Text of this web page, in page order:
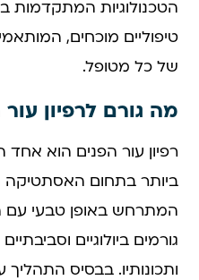
הטכנולוגיות המתקדמות
טיפוליים מוכחים,
של כל מטופל.
מה גורם לרפיון עור
רפיון עור הפנים הוא
ביותר בתחום האסתטיקה
המתרחש באופן טבעי עם
גורמים ביולוגיים
ותכונותיו. בבסיס